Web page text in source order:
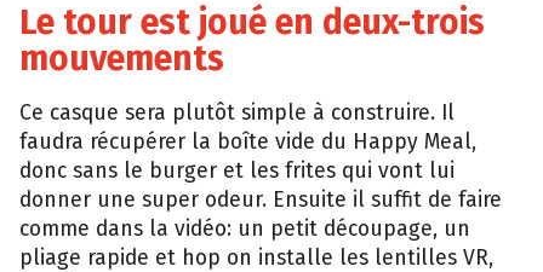
Le tour est joué en deux-trois
mouvements
Ce casque sera plutôt simple à construire. Il
faudra récupérer la boîte vide du Happy Meal,
donc sans le burger et les frites qui vont lui
donner une super odeur. Ensuite il suffit de faire
comme dans la vidéo: un petit découpage, un
pliage rapide et hop on installe les lentilles VR,